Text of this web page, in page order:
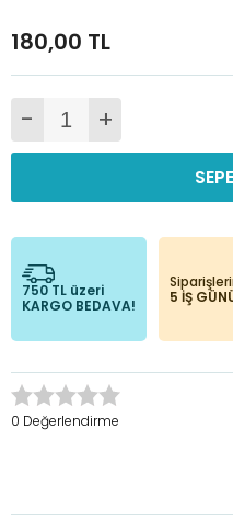
180,00 TL
- +
750 TL üzeri
KARGO BEDAVA!
5 İŞ
0 Değerlendirme